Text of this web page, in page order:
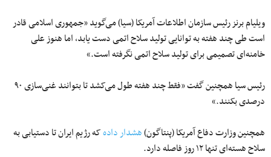
ویلیام برنز رئیس سازمان اطلاعات آمریکا (سیا) می‌گوید «جمهوری اسلامی قادر
است طی چند هفته به توانایی تولید سلاح اتمی دست یابد، اما هنوز علی
خامنه‌ای تصمیمی برای تولید سلاح اتمی نگرفته است.»
رئیس سیا همچنین گفت «فقط چند هفته طول می‌کشد تا بتوانند غنی‌سازی ۹۰
درصدی بکنند.»
همچنین وزارت دفاع آمریکا (پنتاگون)هشدار دادهکه رژیم ایران تا دستیابی به
سلاح هسته‌ای تنها ۱۲ روز فاصله دارد.